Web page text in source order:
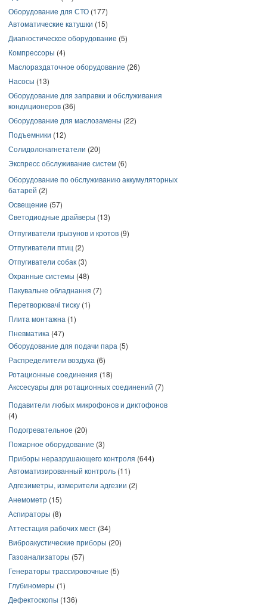
Оборудование для СТО (177)
Автоматические катушки (15)
Диагностическое оборудование (5)
Компрессоры (4)
Маслораздаточное оборудование (26)
Насосы (13)
Оборудование для заправки и обслуживания
кондиционеров (36)
Оборудование для маслозамены (22)
Подъемники (12)
Солидолонагнетатели (20)
Экспресс обслуживание систем (6)
Оборудование по обслуживанию аккумуляторных
батарей (2)
Освещение (57)
Cветодиодные драйверы (13)
Отпугиватели грызунов и кротов (9)
Отпугиватели птиц (2)
Отпугиватели собак (3)
Охранные системы (48)
Пакувальне обладнання (7)
Перетворювачі тиску (1)
Плита монтажна (1)
Пневматика (47)
Оборудование для подачи пара (5)
Распределители воздуха (6)
Ротационные соединения (18)
Акссесуары для ротационных соединений (7)
Подавители любых микрофонов и диктофонов
(4)
Подогревательное (20)
Пожарное оборудование (3)
Приборы неразрушающего контроля (644)
Автоматизированный контроль (11)
Адгезиметры, измерители адгезии (2)
Анемометр (15)
Аспираторы (8)
Аттестация рабочих мест (34)
Виброакустические приборы (20)
Газоанализаторы (57)
Генераторы трассировочные (5)
Глубиномеры (1)
Дефектоскопы (136)